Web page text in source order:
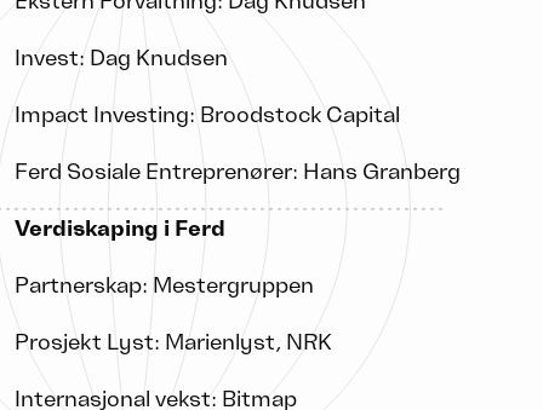
Invest: Dag Knudsen
Impact Investing: Broodstock Capital
Ferd Sosiale Entreprenører: Hans Granberg
Verdiskaping i Ferd
Partnerskap: Mestergruppen
Prosjekt Lyst: Marienlyst, NRK
Internasjonal vekst: Bitmap